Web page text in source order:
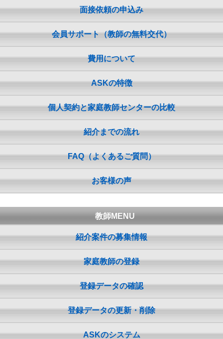
面接依頼の申込み
会員サポート（教師の無料交代）
費用について
ASKの特徴
個人契約と家庭教師センターの比較
紹介までの流れ
FAQ（よくあるご質問）
お客様の声
教師MENU
紹介案件の募集情報
家庭教師の登録
登録データの確認
登録データの更新・削除
ASKのシステム